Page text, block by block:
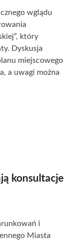
wglądu
który
Dyskusja
miejscowego
a uwagi można
konsultacje
i
Miasta